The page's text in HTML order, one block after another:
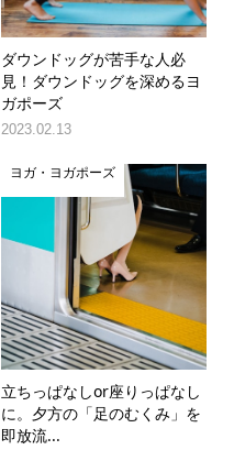
ダウンドッグが苦手な人必
見！ダウンドッグを深めるヨ
ガポーズ
2023.02.13
ヨガ・ヨガポーズ
立ちっぱなしor座りっぱなし
に。夕方の「足のむくみ」を
即放流...